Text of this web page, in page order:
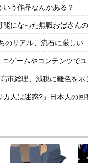
う作品なんかある？
になった無職おばさん
のリアル、流石に厳し
コンテンツでユーザーが疲れ
市総理、減税に難色を
人は迷惑?」日本人の回